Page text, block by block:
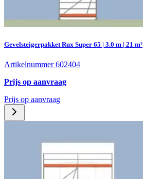
Gevelsteigerpakket Rux Super 65 | 3.0 m | 21 m²
Artikelnummer 602404
Prijs op aanvraag
Prijs op aanvraag